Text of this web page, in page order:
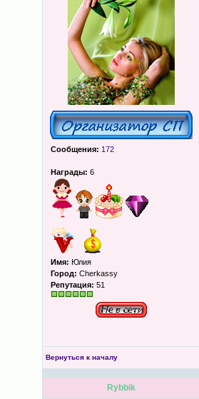
Сообщения: 172
Награды: 6
Имя: Юлия
Город: Cherkassy
Репутация: 51
Вернуться к началу
Rybbik